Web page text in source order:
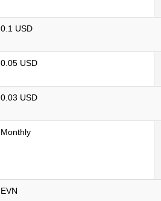
0.1 USD
0.05 USD
0.03 USD
Monthly
EVN